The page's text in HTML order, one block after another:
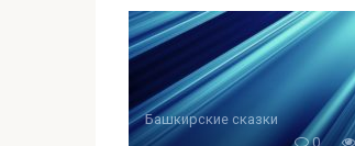
Башкирские сказки
0